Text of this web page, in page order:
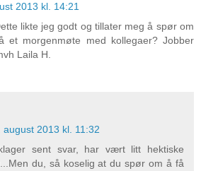
2013 kl. 14:21
likte jeg godt og tillater meg å spør om
et morgenmøte med kollegaer? Jobber
Laila H.
august 2013 kl. 11:32
sent svar, har vært litt hektiske
du, så koselig at du spør om å få